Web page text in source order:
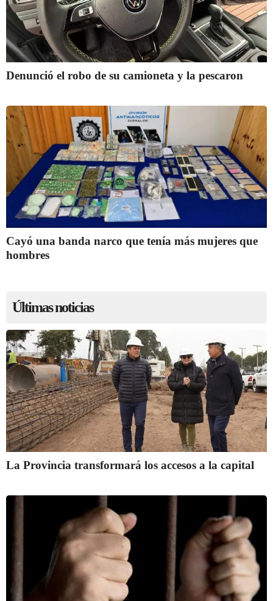
Denunció el robo de su camioneta y la pescaron
Cayó una banda narco que tenía más mujeres que
hombres
Últimas noticias
La Provincia transformará los accesos a la capital